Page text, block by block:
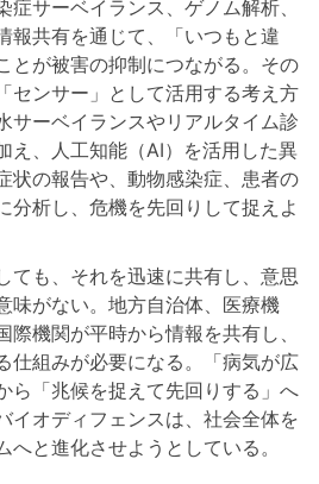
サーベイランス、ゲノム解析、
報共有を通じて、「いつもと違
とが被害の抑制につながる。その
センサー」として活用する考え方
サーベイランスやリアルタイム診
え、人工知能（AI）を活用した異
状の報告や、動物感染症、患者の
分析し、危機を先回りして捉えよ
も、それを迅速に共有し、意思
味がない。地方自治体、医療機
機関が平時から情報を共有し、
仕組みが必要になる。「病気が広
ら「兆候を捉えて先回りする」へ
イオディフェンスは、社会全体を
と進化させようとしている。